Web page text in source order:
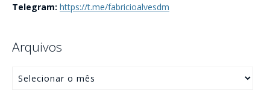
Telegram: https://t.me/fabricioalvesdm
Arquivos